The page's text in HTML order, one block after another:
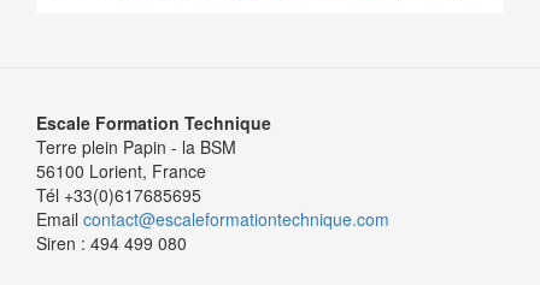
Escale Formation Technique
Terre plein Papin - la BSM
56100 Lorient, France
Tél +33(0)617685695
Email contact@escaleformationtechnique.com
Siren : 494 499 080